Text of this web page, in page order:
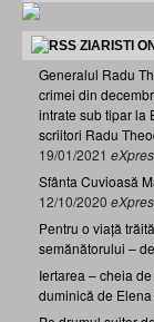
ZIARISTI
Generalul Radu
crimei din
intrate sub tipar la
scriitori Radu
19/01/2021
Sfânta Cuvioasă
12/10/2020
Pentru o viață
semănătorului –
Iertarea – cheia
duminică de